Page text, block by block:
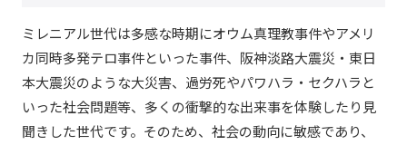
ミレニアル世代は多感な時期にオウム真理教事件やアメリ
カ同時多発テロ事件といった事件、阪神淡路大震災・東日
本大震災のような大災害、過労死やパワハラ・セクハラと
いった社会問題等、多くの衝撃的な出来事を体験したり見
聞きした世代です。そのため、社会の動向に敏感であり、